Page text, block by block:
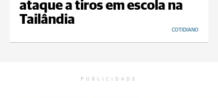
ataque a tiros em escola na
Tailândia
COTIDIANO
PUBLICIDADE